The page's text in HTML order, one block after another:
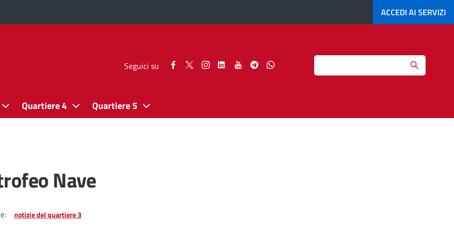
ACCEDI AI SERVIZI
Seguici su
Seguici SeguiciSeguici Seguici SeguiciSeguiciSeguici
Search
Quartiere 4 Quartiere 5
Nave
notizie del quartiere 3